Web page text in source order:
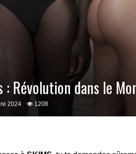
: Révolution dans le
2024 1208